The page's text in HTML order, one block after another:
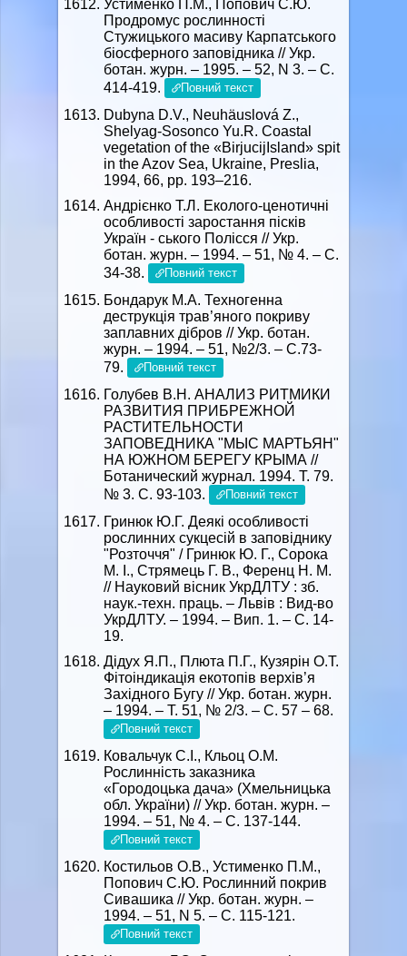
Устименко П.М., Попович С.Ю.
Продромус рослинності
Стужицького масиву Карпатського
біосферного заповідника // Укр.
ботан. журн. – 1995. – 52, N 3. – C.
414-419.
Повний текст
Dubyna D.V., Neuhäuslová Z.,
Shelyag-Sosonco Yu.R. Coastal
vegetation of the «BirjucijIsland» spit
in the Azov Sea, Ukraine, Preslia,
1994, 66, pp. 193–216.
Андрієнко Т.Л. Еколого-ценотичні
особливості заростання пісків
Україн - ського Полісся // Укр.
ботан. журн. – 1994. – 51, № 4. – С.
34-38.
Повний текст
Бондарук М.А. Техногенна
деструкція трав’яного покриву
заплавних дібров // Укр. ботан.
журн. – 1994. – 51, №2/3. – С.73-
79.
Повний текст
Голубев В.Н. АНАЛИЗ РИТМИКИ
РАЗВИТИЯ ПРИБРЕЖНОЙ
РАСТИТЕЛЬНОСТИ
ЗАПОВЕДНИКА "МЫС МАРТЬЯН"
НА ЮЖНОМ БЕРЕГУ КРЫМА //
Ботанический журнал. 1994. Т. 79.
№ 3. С. 93-103.
Повний текст
Гринюк Ю.Г. Деякі особливості
рослинних сукцесій в заповіднику
"Розточчя" / Гринюк Ю. Г., Сорока
М. І., Стрямець Г. В., Ференц Н. М.
// Науковий вісник УкрДЛТУ : зб.
наук.-техн. праць. – Львів : Вид-во
УкрДЛТУ. – 1994. – Вип. 1. – С. 14-
19.
Дідух Я.П., Плюта П.Г., Кузярін О.Т.
Фітоіндикація екотопів верхів’я
Західного Бугу // Укр. ботан. журн.
– 1994. – T. 51, № 2/3. – С. 57 – 68.
Повний текст
Ковальчук С.І., Кльоц О.М.
Рослинність заказника
«Городоцька дача» (Хмельницька
обл. України) // Укр. ботан. журн. –
1994. – 51, № 4. – С. 137-144.
Повний текст
Костильов О.В., Устименко П.М.,
Попович С.Ю. Рослинний покрив
Сивашика // Укр. ботан. журн. –
1994. – 51, N 5. – C. 115-121.
Повний текст